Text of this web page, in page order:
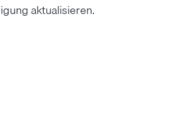
aktualisieren.